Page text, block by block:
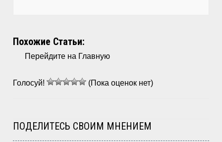
Похожие Статьи:
Перейдите на Главную
Голосуй! (Пока оценок нет)
ПОДЕЛИТЕСЬ СВОИМ МНЕНИЕМ